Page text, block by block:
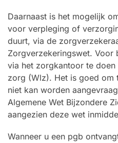
Daarnaast is het mogelijk
voor verpleging of
duurt, via de
Zorgverzekeringswet.
via het zorgkantoor te
zorg (Wlz). Het is goed om
niet kan worden
Algemene Wet Bijzondere
aangezien deze wet
Wanneer u een pgb